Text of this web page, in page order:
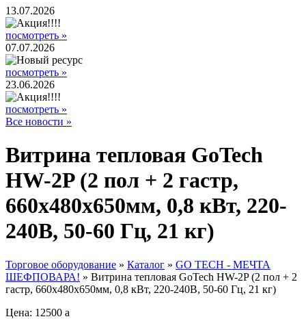
13.07.2026
посмотреть »
07.07.2026
посмотреть »
23.06.2026
посмотреть »
Все новости »
Витрина тепловая GoTech
HW-2P (2 пол + 2 гастр,
660х480х650мм, 0,8 кВт, 220-
240В, 50-60 Гц, 21 кг)
Торговое оборудование » Каталог » GO TECH - МЕЧТА
ШЕФПОВАРА! » Витрина тепловая GoTech HW-2P (2 пол + 2
гастр, 660х480х650мм, 0,8 кВт, 220-240В, 50-60 Гц, 21 кг)
Цена: 12500 a